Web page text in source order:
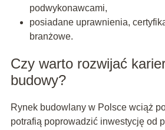
podwykonawcami,
posiadane uprawnienia,
branżowe.
Czy warto rozwijać
budowy?
Rynek budowlany w Polsce wciąż
potrafią poprowadzić inwestycję od